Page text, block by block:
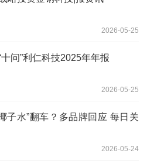
2026-05-25
十问”利仁科技2025年年报
2026-05-25
子水”翻车？多品牌回应 每日关
2026-05-24